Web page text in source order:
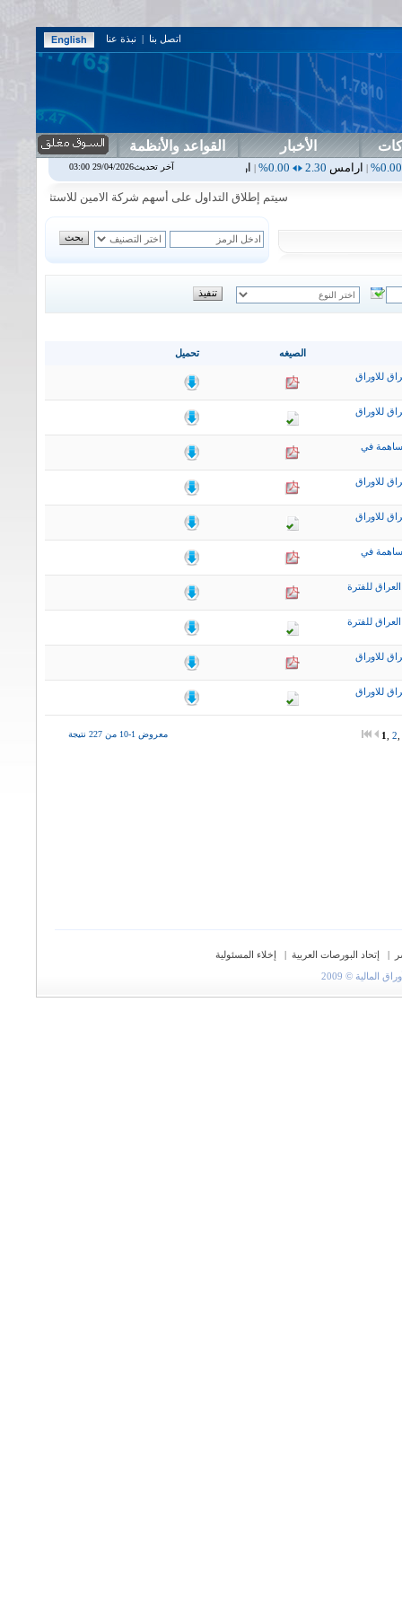
اتصل بنا | نبذة عنا
الأخبار القواعد والأنظمة
2.30
|اربيل 0.00%
0.00%
|اسفنج
سيتم إطلاق التداول على أسهم شركة الامين للاستثمار المالي في
تحميل الصيغه
للاوراق
للاوراق
في
للاوراق
للاوراق
في
للفترة
للفترة
للاوراق
للاوراق
معروض 1-10 من 227 نتيجة 1 2
| إتحاد البورصات العربية |
إخلاء المسئولية
© 2009